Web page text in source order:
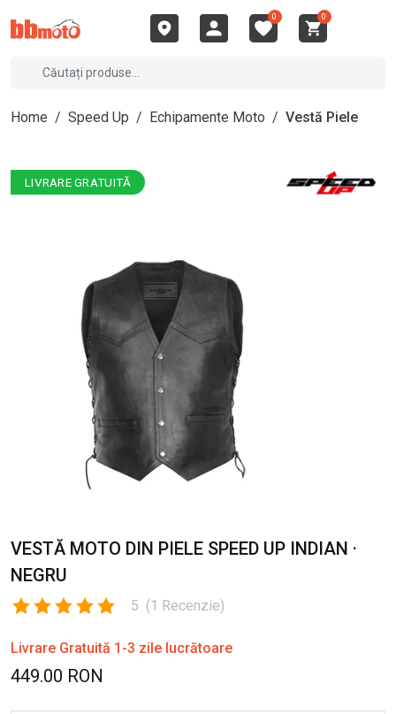
0 0
Home / Speed Up / Echipamente Moto / Vestă Piele
LIVRARE GRATUITĂ
VESTĂ MOTO DIN PIELE SPEED UP INDIAN ·
NEGRU
5 (1 Recenzie)
Livrare Gratuită 1-3 zile lucrătoare
449.00 RON